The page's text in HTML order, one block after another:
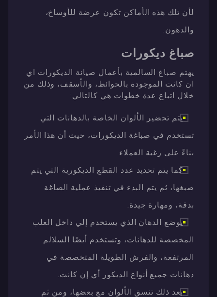
لأن تلك هذه الأماكن تكون عرضة للأوساخ،
والدهون.
صباغ ديكورات
يهتم صباغ السالمية بأعمال صيانة الديكورات اي
ان كانت الموجودة بالحوائط، والأسقف، وذلك من
خلال اتباع عدة خطوات هي كالتالي:
يتم تحضير الألوان الخاصة بالدهانات التي
تستخدم في صباغة الديكورات، حيث أن هذا الأمر
بناءً على رغبة العملاء.
كما يتم تحديد عدد القطع الديكورية التي يتم
صبغها، ثم يتم البدء في تنفيذ عملية الصاغة
بدقة، ومهارة جيدة.
يوضع الدهان الذي يستخدم إلي داخل العلب
المخصصة للدهانات، وتستخدم أيضًا السلالم
المرتفعة، والفرش الطويلة المتخصصة في
دهانات جميع أنواع الديكور أي إن كانت.
بعد ذلك تنسق الألوان مع بعضها، ومن ثم